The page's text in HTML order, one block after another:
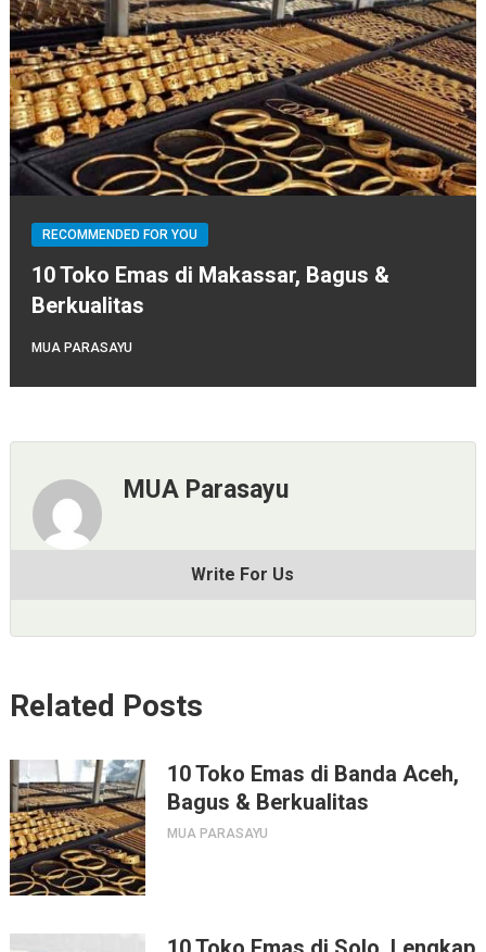
RECOMMENDED FOR YOU
10 Toko Emas di Makassar, Bagus &
Berkualitas
MUA PARASAYU
MUA Parasayu
Write For Us
Related Posts
10 Toko Emas di Banda Aceh,
Bagus & Berkualitas
MUA PARASAYU